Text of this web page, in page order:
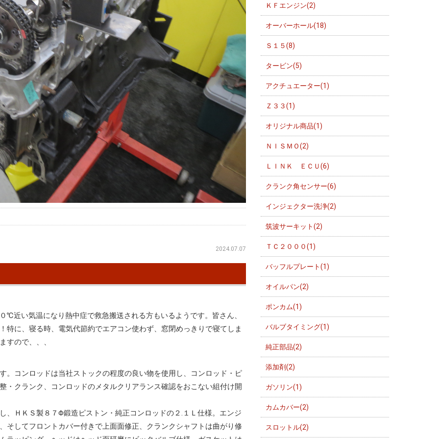
2024.07.07
℃近い気温になり熱中症で救急搬送される方もいるようです。皆さん、
特に、寝る時、電気代節約でエアコン使わず、窓閉めっきりで寝てしま
すので、、、
。コンロッドは当社ストックの程度の良い物を使用し、コンロッド・ピ
・クランク、コンロッドのメタルクリアランス確認をおこない組付け開
、ＨＫＳ製８７Φ鍛造ピストン・純正コンロッドの２.１Ｌ仕様。エンジ
そしてフロントカバー付きで上面面修正、クランクシャフトは曲がり修
ＫＦエンジン(2)
オーバーホール(18)
Ｓ１５(8)
タービン(5)
アクチュエーター(1)
Ｚ３３(1)
オリジナル商品(1)
ＮＩＳＭＯ(2)
ＬＩＮＫ ＥＣＵ(6)
クランク角センサー(6)
インジェクター洗浄(2)
筑波サーキット(2)
ＴＣ２０００(1)
バッフルプレート(1)
オイルパン(2)
ポンカム(1)
バルブタイミング(1)
純正部品(2)
添加剤(2)
ガソリン(1)
カムカバー(2)
スロットル(2)